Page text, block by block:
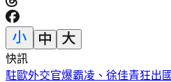
快訊
輕度颱風「琵鷺」生成！洋面三